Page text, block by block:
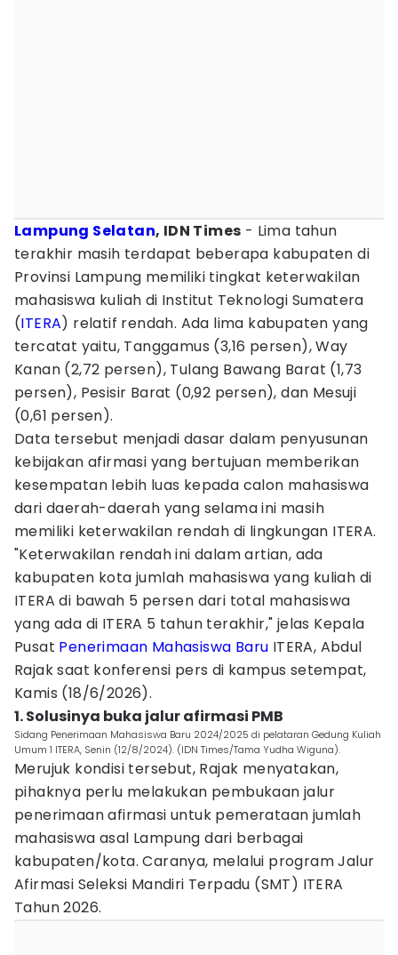
Lampung Selatan, IDN Times - Lima tahun
terakhir masih terdapat beberapa kabupaten di
Provinsi Lampung memiliki tingkat keterwakilan
mahasiswa kuliah di Institut Teknologi Sumatera
(ITERA) relatif rendah. Ada lima kabupaten yang
tercatat yaitu, Tanggamus (3,16 persen), Way
Kanan (2,72 persen), Tulang Bawang Barat (1,73
persen), Pesisir Barat (0,92 persen), dan Mesuji
(0,61 persen).
Data tersebut menjadi dasar dalam penyusunan
kebijakan afirmasi yang bertujuan memberikan
kesempatan lebih luas kepada calon mahasiswa
dari daerah-daerah yang selama ini masih
memiliki keterwakilan rendah di lingkungan ITERA.
"Keterwakilan rendah ini dalam artian, ada
kabupaten kota jumlah mahasiswa yang kuliah di
ITERA di bawah 5 persen dari total mahasiswa
yang ada di ITERA 5 tahun terakhir," jelas Kepala
Pusat Penerimaan Mahasiswa Baru ITERA, Abdul
Rajak saat konferensi pers di kampus setempat,
Kamis (18/6/2026).
1. Solusinya buka jalur afirmasi PMB
Sidang Penerimaan Mahasiswa Baru 2024/2025 di pelataran Gedung Kuliah
Umum 1 ITERA, Senin (12/8/2024). (IDN Times/Tama Yudha Wiguna).
Merujuk kondisi tersebut, Rajak menyatakan,
pihaknya perlu melakukan pembukaan jalur
penerimaan afirmasi untuk pemerataan jumlah
mahasiswa asal Lampung dari berbagai
kabupaten/kota. Caranya, melalui program Jalur
Afirmasi Seleksi Mandiri Terpadu (SMT) ITERA
Tahun 2026.